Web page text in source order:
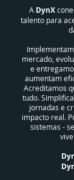
A DynX
talento para
mercado,
e
aumentam
Acreditamos
tudo.
jornadas e
impacto real.
sistemas -